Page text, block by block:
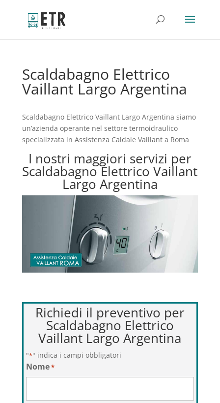
Scaldabagno Elettrico
Vaillant Largo Argentina
Scaldabagno Elettrico Vaillant Largo Argentina siamo
un’azienda operante nel settore termoidraulico
specializzata in Assistenza Caldaie Vaillant a Roma
I nostri maggiori servizi per
Scaldabagno Elettrico Vaillant
Largo Argentina
Richiedi il preventivo per
Scaldabagno Elettrico
Vaillant Largo Argentina
"*" indica i campi obbligatori
Nome*